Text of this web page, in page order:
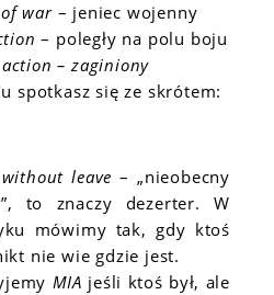
war – jeniec wojenny
– poległy na polu boju
action– zaginiony
spotkasz się ze skrótem:
leave – „nieobecny
to znaczy dezerter. W
mówimy tak, gdy ktoś
nie wie gdzie jest.
MIA jeśli ktoś był, ale